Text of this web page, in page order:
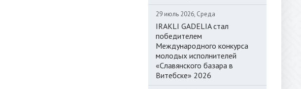
29 июль 2026, Среда
IRAKLI GADELIA стал
победителем
Международного конкурса
молодых исполнителей
«Славянского базара в
Витебске» 2026